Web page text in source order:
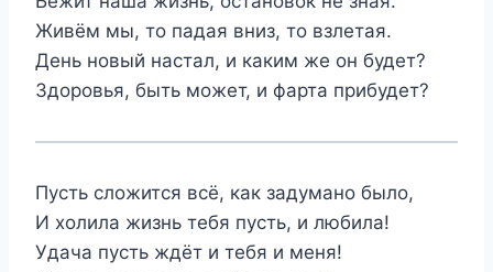
Живём мы, то падая вниз, то взлетая.
День новый настал, и каким же он будет?
Здоровья, быть может, и фарта прибудет?
Пусть сложится всё, как задумано было,
И холила жизнь тебя пусть, и любила!
Удача пусть ждёт и тебя и меня!